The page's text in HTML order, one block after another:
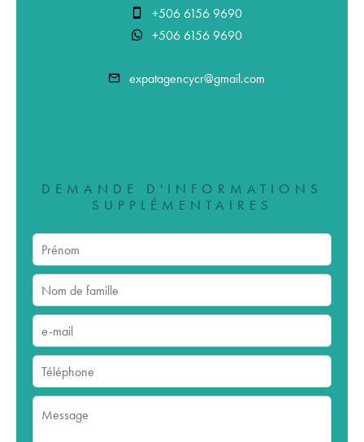
+506 6156 9690
+506 6156 9690
expatagencycr@gmail.com
DEMANDE D'INFORMATIONS
SUPPLÉMENTAIRES